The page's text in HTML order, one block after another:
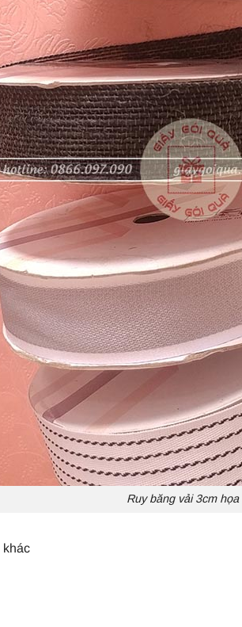
Ruy băng vải 3cm họa
khác